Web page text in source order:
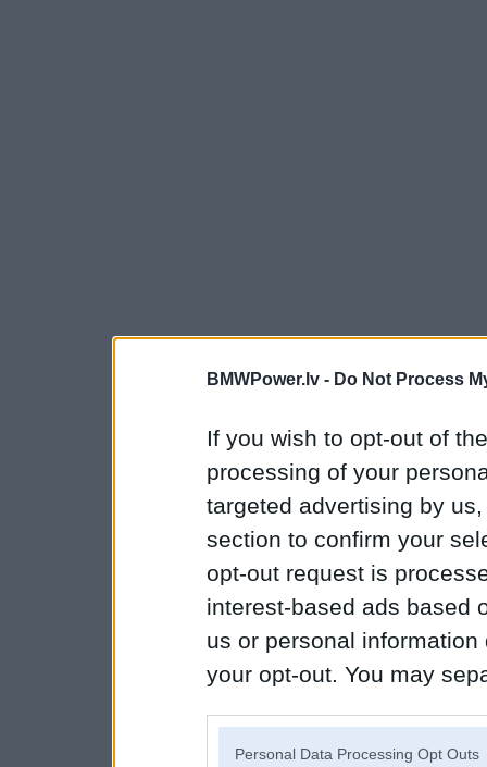
BMWPower.lv - Do Not Process
If you wish to opt-out of
processing of your
targeted advertising by
section to confirm your
opt-out request is
interest-based ads based
us or personal
your opt-out. You may
Personal Data Processing Opt Outs